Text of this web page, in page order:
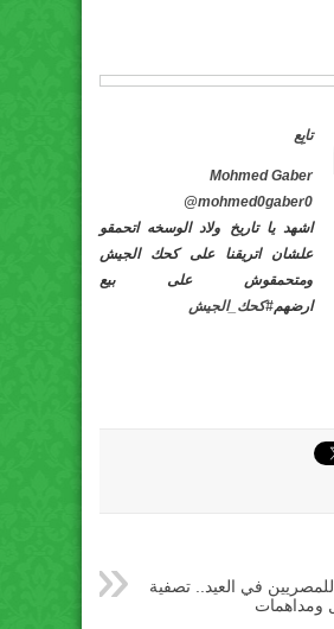
تابِع
Mohmed Gaber
@mohmed0gaber0
اشهد يا تاريخ ولاد الوسخه اتحمقو
علشان اتريقنا على كحك الجيش
ومتحمقوش على بيع
ارضهم#كحك_الجيش
في العيد.. تصفية
ومداهمات